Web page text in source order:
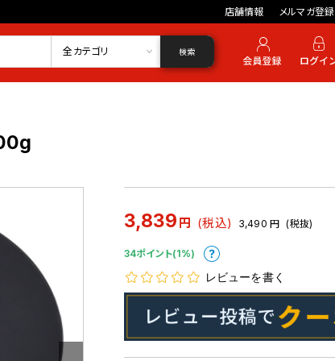
店舗情報 メルマガ登録
全カテゴリ 検索
3,839 円 (税込) 3,490 円 (税抜)
34ポイント(1%)
レビューを書く